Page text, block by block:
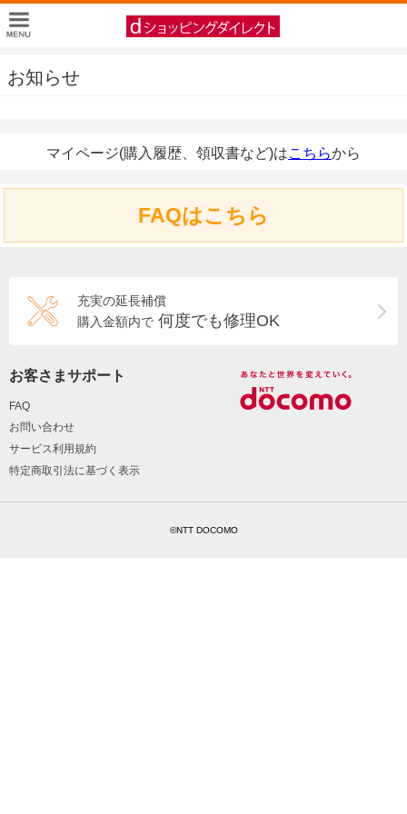
お知らせ
マイページ(購入履歴、領収書など)はこちらから
FAQはこちら
充実の延長補償
購入金額内で 何度でも修理OK
お客さまサポート
FAQ
お問い合わせ
サービス利用規約
特定商取引法に基づく表示
©NTT DOCOMO